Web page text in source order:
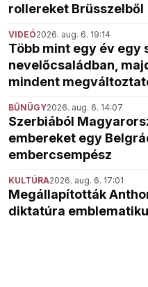
rollereket Brüsszelből
VIDEÓ2026. aug. 6. 19:14
Több mint egy év egy
nevelőcsaládban,
mindent
BŰNÜGY2026. aug. 6. 14:07
Szerbiából
embereket egy
embercsempész
KULTÚRA2026. aug. 6. 17:01
Megállapították
diktatúra